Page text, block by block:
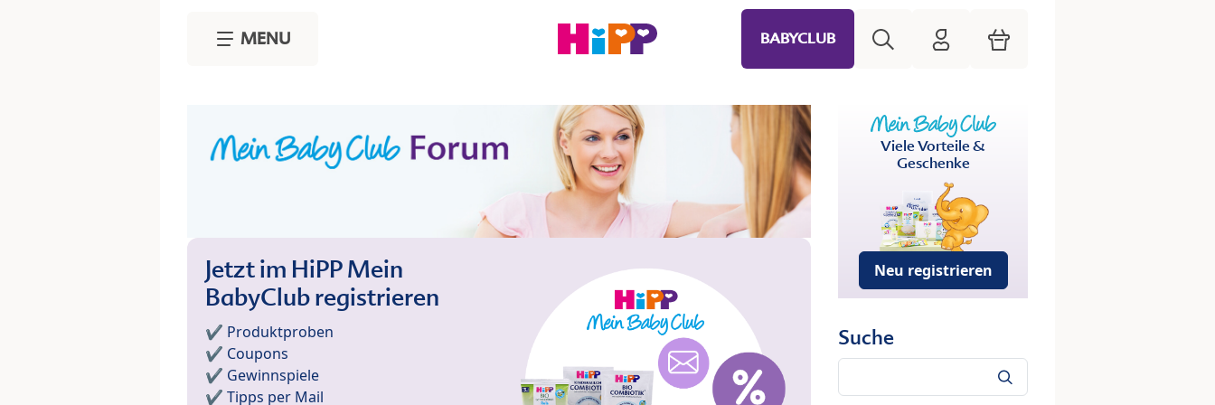
MENU BABYCLUB HiPP Mein Babyclub
Warenkorb
Jetzt im HiPP Mein
BabyClub registrieren
✔️ Produktproben
✔️ Coupons
✔️ Gewinnspiele
✔️ Tipps per Mail
Viele Vorteile &
Geschenke
Neu registrieren
Suche